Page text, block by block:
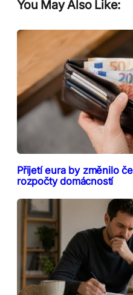
You May Also Like:
Přijetí eura by změnilo
rozpočty domácností